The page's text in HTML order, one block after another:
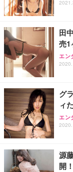
田
売1
エン
グ
ィ
エン
源
開